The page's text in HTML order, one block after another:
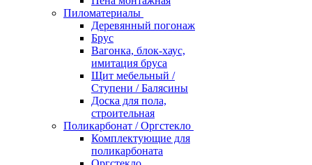
Пиломатериалы
Деревянный погонаж
Брус
Вагонка, блок-хаус,
имитация бруса
Щит мебельный /
Ступени / Балясины
Доска для пола,
строительная
Поликарбонат / Оргстекло
Комплектующие для
поликарбоната